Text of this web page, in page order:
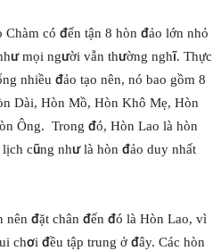
có đến tận 8 hòn đảo lớn nhỏ
mọi người vẫn thường nghĩ. Thực
nhiều đảo tạo nên, nó bao gồm 8
Dài, Hòn Mồ, Hòn Khô Mẹ, Hòn
Ông. Trong đó, Hòn Lao là hòn
cũng như là hòn đảo duy nhất
nên đặt chân đến đó là Hòn Lao, vì
chơi đều tập trung ở đây. Các hòn